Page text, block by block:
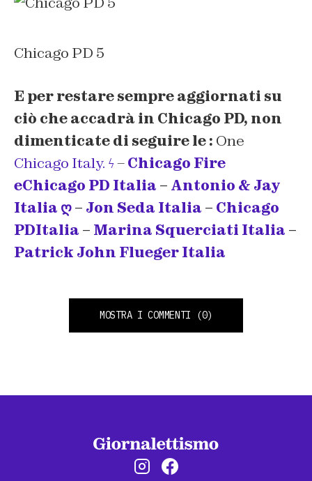
Chicago PD 5
E per restare sempre aggiornati su
ciò che accadrà in Chicago PD, non
dimenticate di seguire le : One
Chicago Italy. ϟ–Chicago Fire
eChicago PD Italia – Antonio & Jay
Italia ღ– Jon Seda Italia – Chicago
PDItalia – Marina Squerciati Italia –
Patrick John Flueger Italia
MOSTRA I COMMENTI (0)